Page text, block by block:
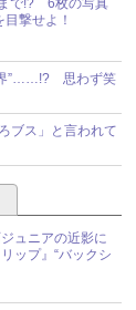
撃せよ！
界”……!? 思わず笑
ブス」と言われて
ュニアの近影に
ップ』“バックシ